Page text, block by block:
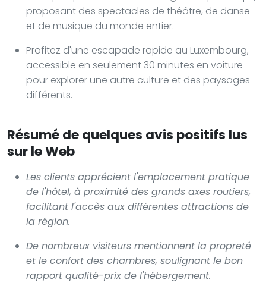
proposant des spectacles de théâtre, de danse
et de musique du monde entier.
Profitez d'une escapade rapide au Luxembourg,
accessible en seulement 30 minutes en voiture
pour explorer une autre culture et des paysages
différents.
Résumé de quelques avis positifs lus
sur le Web
Les clients apprécient l'emplacement pratique
de l'hôtel, à proximité des grands axes routiers,
facilitant l'accès aux différentes attractions de
la région.
De nombreux visiteurs mentionnent la propreté
et le confort des chambres, soulignant le bon
rapport qualité-prix de l'hébergement.